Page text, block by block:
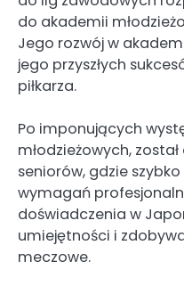
do akademii
Jego rozwój w
jego przyszłych
piłkarza.
Po imponujących
młodzieżowych,
seniorów, gdzie
wymagań
doświadczenia w
umiejętności i
meczowe.